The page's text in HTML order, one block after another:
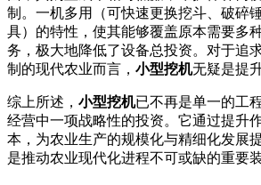
制。一机多用（可快速更换挖斗、破碎
具）的特性，使其能够覆盖原本需要多
务，极大地降低了设备总投资。对于追
制的现代农业而言， 小型挖机无疑是提
综上所述， 小型挖机已不再是单一的工
经营中一项战略性的投资。它通过提升
本，为农业生产的规模化与精细化发展
是推动农业现代化进程不可或缺的重要装